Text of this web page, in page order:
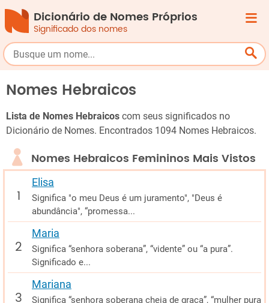
Dicionário de Nomes Próprios
Significado dos nomes
Nomes Hebraicos
Lista de Nomes Hebraicos com seus significados no
Dicionário de Nomes. Encontrados 1094 Nomes Hebraicos.
Nomes Hebraicos Femininos Mais Vistos
Elisa
Significa "o meu Deus é um juramento", "Deus é
abundância", “promessa...
Maria
Significa “senhora soberana”, “vidente” ou “a pura”.
Significado e...
Mariana
Significa “senhora soberana cheia de graça”, “mulher pura